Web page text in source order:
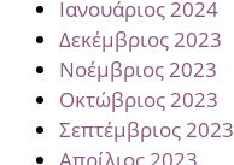
Ιανουάριος 2024
Δεκέμβριος 2023
Νοέμβριος 2023
Οκτώβριος 2023
Σεπτέμβριος 2023